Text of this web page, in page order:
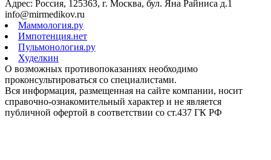
Адрес: Россия, 125363, г. Москва, бул. Яна Райниса д.1
info@mirmedikov.ru
Маммология.ру
Импотенция.нет
Пульмонология.ру
Худелкин
О возможных противопоказаниях необходимо
проконсультироваться со специалистами.
Вся информация, размещенная на сайте компании, носит
справочно-ознакомительный характер и не является
публичной офертой в соответствии со ст.437 ГК РФ